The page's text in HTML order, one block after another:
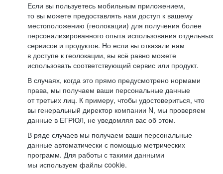
Если вы пользуетесь мобильным приложением,
то вы можете предоставлять нам доступ к вашему
местоположению (геолокации) для получения более
персонализированного опыта использования отдельных
сервисов и продуктов. Но если вы отказали нам
в доступе к геолокации, вы всё равно можете
использовать соответствующий сервис или продукт.
В случаях, когда это прямо предусмотрено нормами
права, мы получаем ваши персональные данные
от третьих лиц. К примеру, чтобы удостовериться, что
вы генеральный директор компании N, мы проверяем
данные в ЕГРЮЛ, не уведомляя вас об этом.
В ряде случаев мы получаем ваши персональные
данные автоматически с помощью метрических
программ. Для работы с такими данными
мы используем файлы cookie.